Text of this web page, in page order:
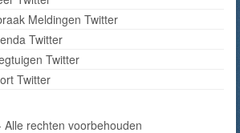
Meldingen Twitter
Twitter
Twitter
Twitter
rechten voorbehouden